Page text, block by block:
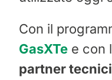
Con il
GasXTee con
partner